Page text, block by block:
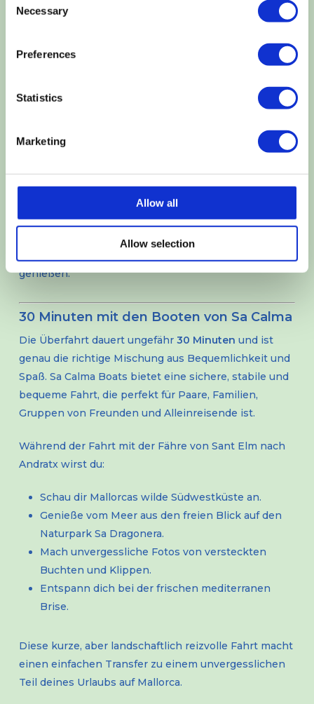
Selection
Necessary
Preferences
Statistics
Marketing
Allow all
Allow selection
Sant Elm,
ein charmantes Küstendorf, das für
türkisfarbenes Wasser und seinen
einer der coolsten Naturhäfen
Yachthafen, die Restaurants am Wasser und den
Wenn du dich für einen Fährtransfer auf Mallorca
entscheidest, kannst du deine Zeit optimal nutzen
und gleichzeitig eine Panoramafahrt auf dem Meer
genießen.
30 Minuten mit den Booten von Sa Calma
Die Überfahrt dauert ungefähr30 Minuten und ist
genau die richtige Mischung aus Bequemlichkeit und
Spaß. Sa Calma Boats bietet eine sichere, stabile und
bequeme Fahrt, die perfekt für Paare, Familien,
Gruppen von Freunden und Alleinreisende ist.
Während der Fahrt mit der Fähre von Sant Elm nach
Andratx wirst du:
Schau dir Mallorcas wilde Südwestküste an.
Genieße vom Meer aus den freien Blick auf den
Naturpark Sa Dragonera.
Mach unvergessliche Fotos von versteckten
Buchten und Klippen.
Entspann dich bei der frischen mediterranen
Brise.
Diese kurze, aber landschaftlich reizvolle Fahrt macht
einen einfachen Transfer zu einem unvergesslichen
Teil deines Urlaubs auf Mallorca.